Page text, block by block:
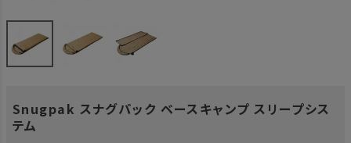
Snugpak スナグパック ベースキャンプ スリープシス
テム